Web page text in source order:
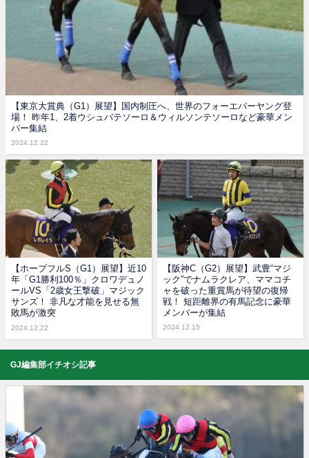
【東京大賞典（G1）展望】国内制圧へ、世界のフォーエバーヤング登
場！ 昨年1、2着ウシュバテソーロ＆ウィルソンテソーロなど豪華メン
バー集結
2024.12.22
【ホープフルS（G1）展望】近10
年「G1勝利100％」クロワデュノ
ールVS「2歳女王撃破」マジック
サンズ！ 非凡な才能を見せる無
敗馬が激突
2024.12.22
【阪神C（G2）展望】武豊“マジ
ック”でナムラクレア、ママコチ
ャを破った重賞馬が待望の復帰
戦！ 短距離界の有馬記念に豪華
メンバーが集結
2024.12.15
GJ編集部イチオシ記事